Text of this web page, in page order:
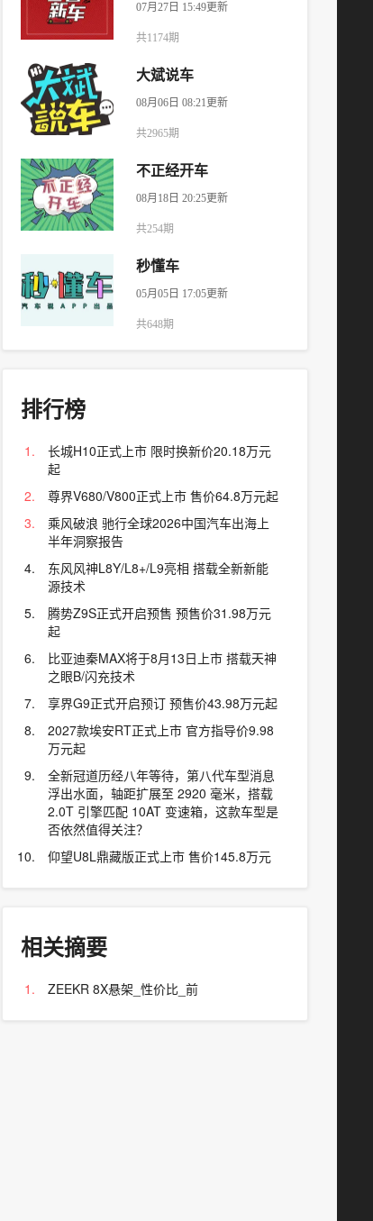
07月27日 15:49更新
共1174期
大斌说车
08月06日 08:21更新
共2965期
不正经开车
08月18日 20:25更新
共254期
秒懂车
05月05日 17:05更新
共648期
排行榜
长城H10正式上市 限时换新价20.18万元
起
尊界V680/V800正式上市 售价64.8万元起
乘风破浪 驰行全球2026中国汽车出海上
半年洞察报告
东风风神L8Y/L8+/L9亮相 搭载全新新能
源技术
腾势Z9S正式开启预售 预售价31.98万元
起
比亚迪秦MAX将于8月13日上市 搭载天神
之眼B/闪充技术
享界G9正式开启预订 预售价43.98万元起
2027款埃安RT正式上市 官方指导价9.98
万元起
全新冠道历经八年等待，第八代车型消息
浮出水面，轴距扩展至 2920 毫米，搭载
2.0T 引擎匹配 10AT 变速箱，这款车型是
否依然值得关注？
仰望U8L鼎藏版正式上市 售价145.8万元
相关摘要
ZEEKR 8X悬架_性价比_前